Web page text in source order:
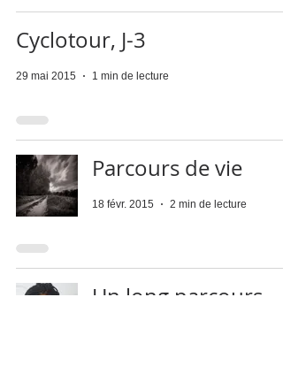
Cyclotour, J-3
29 mai 2015 1 min de lecture
Parcours de vie
18 févr. 2015 2 min de lecture
Un long parcours